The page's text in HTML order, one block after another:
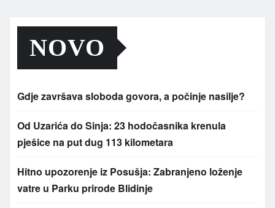
NOVO
Gdje završava sloboda govora, a počinje nasilje?
Od Uzarića do Sinja: 23 hodočasnika krenula
pješice na put dug 113 kilometara
Hitno upozorenje iz Posušja: Zabranjeno loženje
vatre u Parku prirode Blidinje